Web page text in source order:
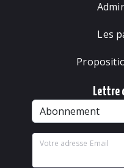
Les
Lettre
Votre adresse Email